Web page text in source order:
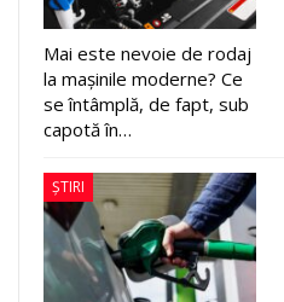
Mai este nevoie de rodaj
la mașinile moderne? Ce
se întâmplă, de fapt, sub
capotă în…
ȘTIRI